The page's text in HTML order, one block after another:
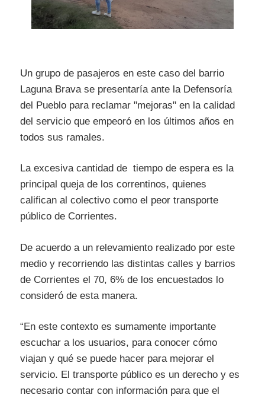
Un grupo de pasajeros en este caso del barrio
Laguna Brava se presentaría ante la Defensoría
del Pueblo para reclamar "mejoras" en la calidad
del servicio que empeoró en los últimos años en
todos sus ramales.
La excesiva cantidad de tiempo de espera es la
principal queja de los correntinos, quienes
califican al colectivo como el peor transporte
público de Corrientes.
De acuerdo a un relevamiento realizado por este
medio y recorriendo las distintas calles y barrios
de Corrientes el 70, 6% de los encuestados lo
consideró de esta manera.
“En este contexto es sumamente importante
escuchar a los usuarios, para conocer cómo
viajan y qué se puede hacer para mejorar el
servicio. El transporte público es un derecho y es
necesario contar con información para que el